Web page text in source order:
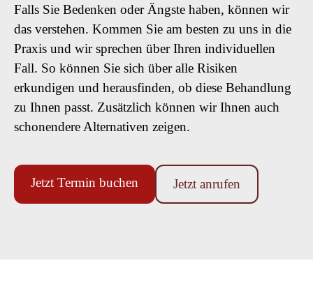
Falls Sie Bedenken oder Ängste haben, können wir
das verstehen. Kommen Sie am besten zu uns in die
Praxis und wir sprechen über Ihren individuellen
Fall. So können Sie sich über alle Risiken
erkundigen und herausfinden, ob diese Behandlung
zu Ihnen passt. Zusätzlich können wir Ihnen auch
schonendere Alternativen zeigen.
Jetzt Termin buchen Jetzt anrufen